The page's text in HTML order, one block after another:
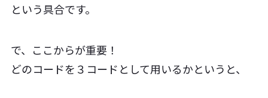
という具合です。
で、ここからが重要！
どのコードを３コードとして用いるかというと、